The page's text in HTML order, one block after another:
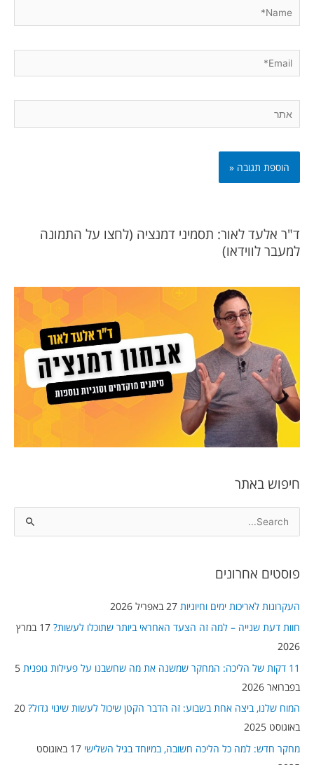
ד"ר אלעד לאור: תסמיני דמנציה (לחצו על התמונה
למעבר לווידאו)
חיפוש באתר
r
r
:
פוסטים אחרונים
העקרונות לאריכות ימים וחיוניות 27 באפריל 2026
חוות דעת שנייה – למה זה הצעד האחראי ביותר שתוכלו לעשות?
17 במרץ
2026
11 דקות של הליכה: המחקר שמשנה את מה שחשבנו על פעילות גופנית
5
בפברואר 2026
המוח שלנו, ביצה אחת בשבוע: זה הדבר הקטן שיכול לעשות שינוי גדול? 20
באוגוסט 2025
מחקר חדש: למה כל הליכה חשובה, במיוחד בגיל השלישי
17 באוגוסט
Email*